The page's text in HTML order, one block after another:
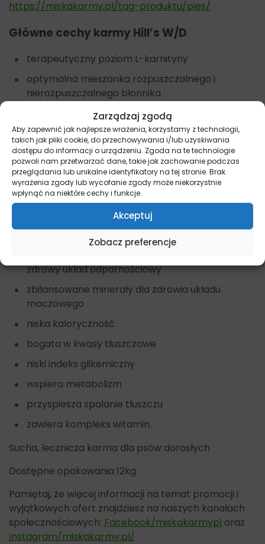
Zarządzaj zgodą
Aby zapewnić jak najlepsze wrażenia, korzystamy z technologii,
takich jak pliki cookie, do przechowywania i/lub uzyskiwania
dostępu do informacji o urządzeniu. Zgoda na te technologie
pozwoli nam przetwarzać dane, takie jak zachowanie podczas
przeglądania lub unikalne identyfikatory na tej stronie. Brak
wyrażenia zgody lub wycofanie zgody może niekorzystnie
wpłynąć na niektóre cechy i funkcje.
Akceptuj
Zobacz preferencje
https://miskakarmy.pl/tag-produktu/pies/
Główne cechy karmyHill’s W/D
terapeutyczny poziom L-karnityny
optymalna mieszanka rozpuszczalnego i
nierozpuszczalnego błonnika
klinicznie sprawdzone przeciwutleniacze
optymalny poziom tłuszczu i kalorii.
Zalety karmy Hill’s W/D
pomaga regulować poziom glukozy we krwi
opracowany, aby pomóc w metabolizowaniu
tłuszczu i utrzymaniu beztłuszczowej masy
zdrowy układ odpornościowy
zbilansowane minerały dla zdrowia układu
moczowego
niska kaloryczność
bogata w kwasy tłuszczowe
niski indeks glikemiczny
wspiera metabolizm
przyspiesza spalanie tłuszczu
zawiera kompleks witamin.
Sucha, lecznicza karma dla psów dorosłych
Dostępne opakowania 12kg
Pamiętaj, że więcej informacji na temat promocji i
wyjątkowych ofert znajdziesz na naszych kanałach
społecznościowych: Facebook/miskakarmypl oraz
Instagram/miskakarmy.pl/